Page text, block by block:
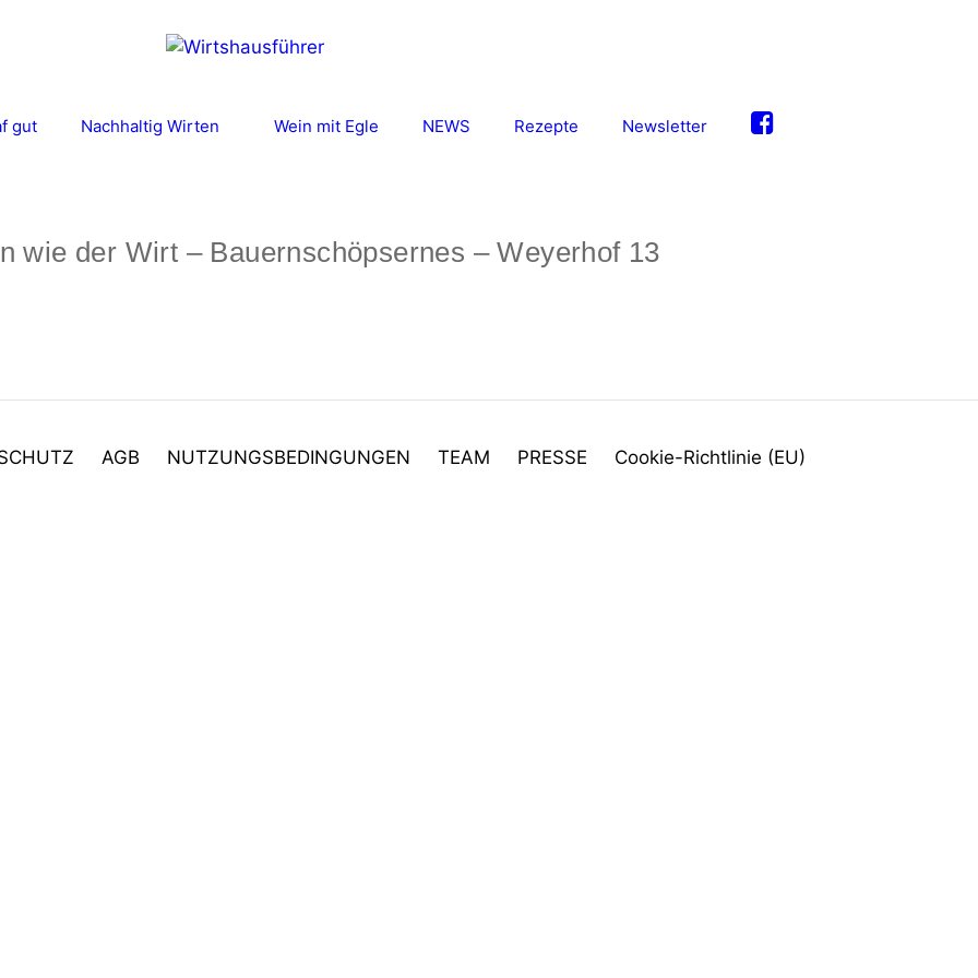
gut Nachhaltig Wirten Wein mit Egle NEWS Rezepte Newsletter
wie der Wirt – Bauernschöpsernes – Weyerhof 13
AGB NUTZUNGSBEDINGUNGEN TEAM PRESSE Cookie-Richtlinie (EU)